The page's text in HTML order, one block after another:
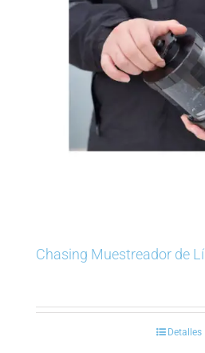
Chasing Muestreador de
Detalles